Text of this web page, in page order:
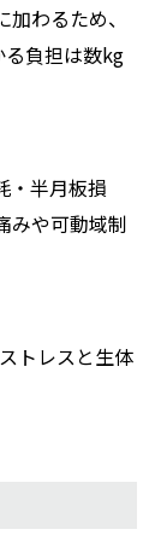
わるため、
負担は数kg
・半月板損
みや可動域制
トレスと生体